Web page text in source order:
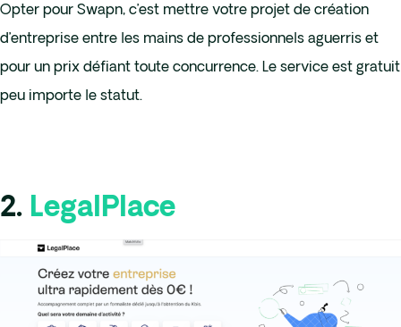
Opter pour Swapn, c’est mettre votre projet de création
d’entreprise entre les mains de professionnels aguerris et
pour un prix défiant toute concurrence. Le service est gratuit
peu importe le statut.
2. LegalPlace